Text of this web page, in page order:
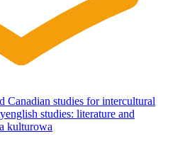
Canadian studies for intercultural
english studies: literature and
kulturowa